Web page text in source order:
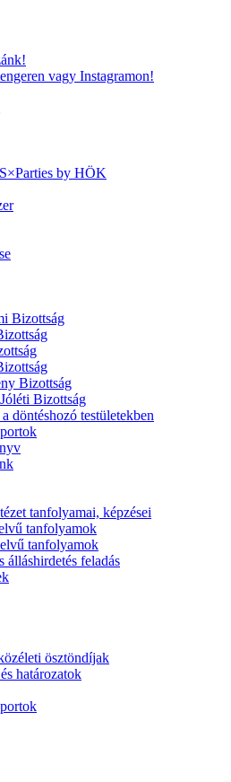
vagy Instagramon!
by HÖK
Bizottság
Bizottság
Bizottság
döntéshozó testületekben
tanfolyamai, képzései
tanfolyamok
tanfolyamok
álláshirdetés feladás
ösztöndíjak
határozatok